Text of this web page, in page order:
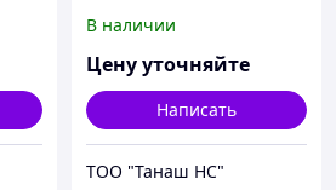
В наличии
Цену уточняйте
Написать
ТОО "Танаш НС"